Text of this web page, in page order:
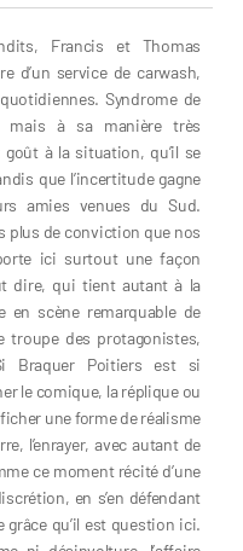
Francis et Thomas
d’un service de carwash,
Syndrome de
mais à sa manière très
à la situation, qu’il se
que l’incertitude gagne
amies venues du Sud.
plus de conviction que nos
ici surtout une façon
dire, qui tient autant à la
scène remarquable de
troupe des protagonistes,
Braquer Poitiers est si
le comique, la réplique ou
une forme de réalisme
l’enrayer, avec autant de
ce moment récité d’une
en s’en défendant
grâce qu’il est question ici.